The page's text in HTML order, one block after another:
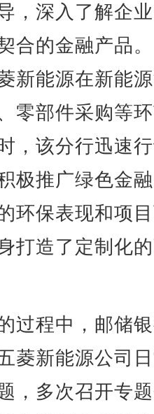
，深入了解企
合的金融产品
新能源在新能
零部件采购等
，该分行迅速
极推广绿色金
环保表现和项
打造了定制化
程中，邮储
菱新能源公司
，多次召开专